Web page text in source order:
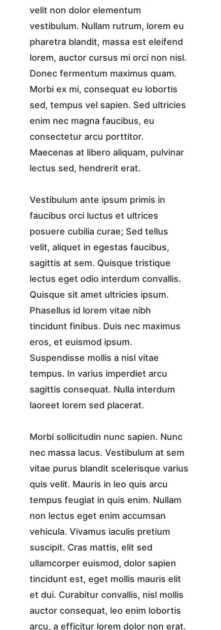
velit non dolor elementum
vestibulum. Nullam rutrum, lorem eu
pharetra blandit, massa est eleifend
lorem, auctor cursus mi orci non nisl.
Donec fermentum maximus quam.
Morbi ex mi, consequat eu lobortis
sed, tempus vel sapien. Sed ultricies
enim nec magna faucibus, eu
consectetur arcu porttitor.
Maecenas at libero aliquam, pulvinar
lectus sed, hendrerit erat.
Vestibulum ante ipsum primis in
faucibus orci luctus et ultrices
posuere cubilia curae; Sed tellus
velit, aliquet in egestas faucibus,
sagittis at sem. Quisque tristique
lectus eget odio interdum convallis.
Quisque sit amet ultricies ipsum.
Phasellus id lorem vitae nibh
tincidunt finibus. Duis nec maximus
eros, et euismod ipsum.
Suspendisse mollis a nisl vitae
tempus. In varius imperdiet arcu
sagittis consequat. Nulla interdum
laoreet lorem sed placerat.
Morbi sollicitudin nunc sapien. Nunc
nec massa lacus. Vestibulum at sem
vitae purus blandit scelerisque varius
quis velit. Mauris in leo quis arcu
tempus feugiat in quis enim. Nullam
non lectus eget enim accumsan
vehicula. Vivamus iaculis pretium
suscipit. Cras mattis, elit sed
ullamcorper euismod, dolor sapien
tincidunt est, eget mollis mauris elit
et dui. Curabitur convallis, nisl mollis
auctor consequat, leo enim lobortis
arcu, a efficitur lorem dolor non erat.